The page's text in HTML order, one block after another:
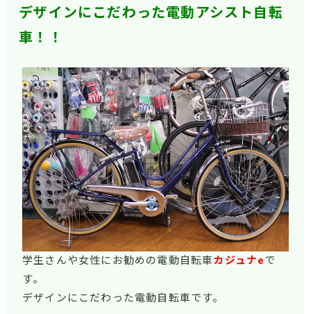
デザインにこだわった電動アシスト自転
車！！
学生さんや女性にお勧めの電動自転車カジュナeで
す。
デザインにこだわった電動自転車です。